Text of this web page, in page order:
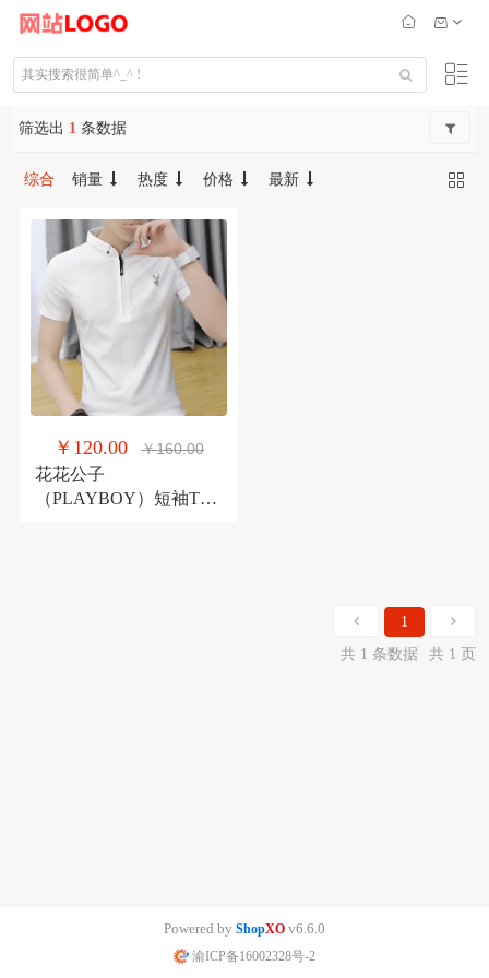
筛选出 1 条数据
综合 销量 热度 价格 最新
￥120.00 ￥160.00
花花公子
（PLAYBOY）短袖T恤
1
共 1 条数据
共 1 页
Powered by ShopXO v6.6.0
渝ICP备16002328号-2